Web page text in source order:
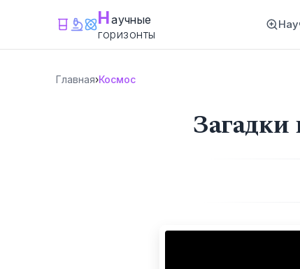
Научные
горизонты
Главная›Космос